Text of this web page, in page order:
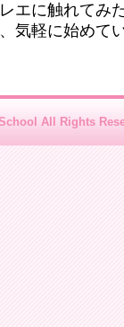
エに触れてみ
気軽に始めて
All Rights